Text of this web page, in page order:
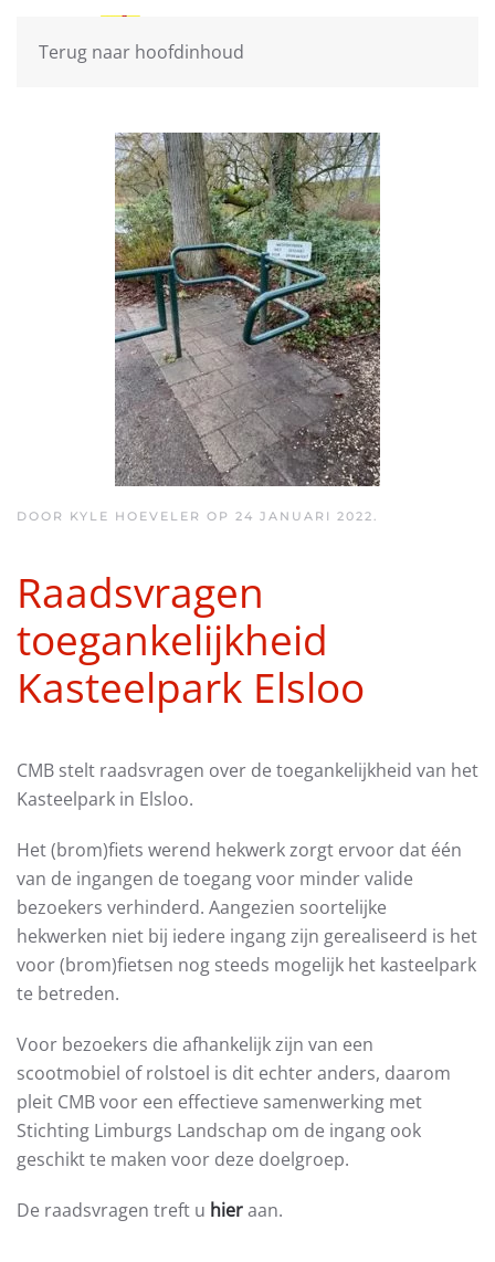
Terug naar hoofdinhoud
DOOR KYLE HOEVELER OP 24 JANUARI 2022.
Raadsvragen
toegankelijkheid
Kasteelpark Elsloo
CMB stelt raadsvragen over de toegankelijkheid van het
Kasteelpark in Elsloo.
Het (brom)fiets werend hekwerk zorgt ervoor dat één
van de ingangen de toegang voor minder valide
bezoekers verhinderd. Aangezien soortelijke
hekwerken niet bij iedere ingang zijn gerealiseerd is het
voor (brom)fietsen nog steeds mogelijk het kasteelpark
te betreden.
Voor bezoekers die afhankelijk zijn van een
scootmobiel of rolstoel is dit echter anders, daarom
pleit CMB voor een effectieve samenwerking met
Stichting Limburgs Landschap om de ingang ook
geschikt te maken voor deze doelgroep.
De raadsvragen treft u hieraan.